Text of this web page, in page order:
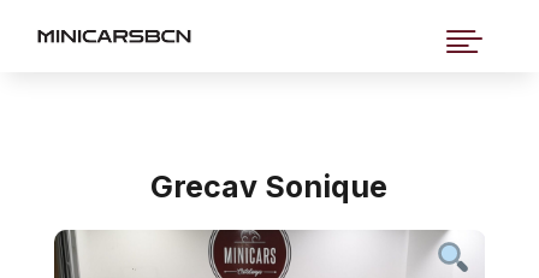

Grecav Sonique